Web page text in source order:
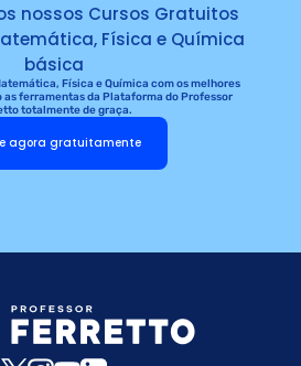
nossos Cursos Gratuitos
Física e Química
básica
Física e Química com os melhores
ferramentas da Plataforma do Professor
totalmente de graça.
agora gratuitamente